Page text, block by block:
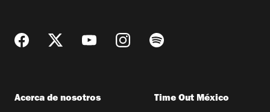
Acerca de nosotros Time Out México